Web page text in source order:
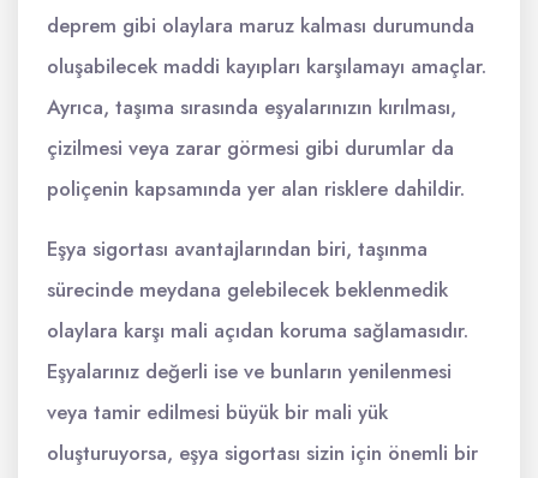
deprem gibi olaylara maruz kalması durumunda
oluşabilecek maddi kayıpları karşılamayı amaçlar.
Ayrıca, taşıma sırasında eşyalarınızın kırılması,
çizilmesi veya zarar görmesi gibi durumlar da
poliçenin kapsamında yer alan risklere dahildir.
Eşya sigortası avantajlarından biri, taşınma
sürecinde meydana gelebilecek beklenmedik
olaylara karşı mali açıdan koruma sağlamasıdır.
Eşyalarınız değerli ise ve bunların yenilenmesi
veya tamir edilmesi büyük bir mali yük
oluşturuyorsa, eşya sigortası sizin için önemli bir